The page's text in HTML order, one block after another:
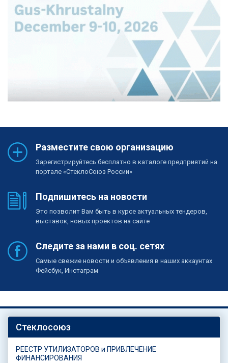
Разместите свою организацию
Зарегистрируйтесь бесплатно в каталоге предприятий на
портале «СтеклоСоюз России»
Подпишитесь на новости
Это позволит Вам быть в курсе актуальных тендеров,
выставок, новых проектов на сайте
Следите за нами в соц. сетях
Самые свежие новости и объявления в наших аккаунтах
Фейсбук, Инстаграм
Стеклосоюз
РЕЕСТР УТИЛИЗАТОРОВ и ПРИВЛЕЧЕНИЕ
ФИНАНСИРОВАНИЯ